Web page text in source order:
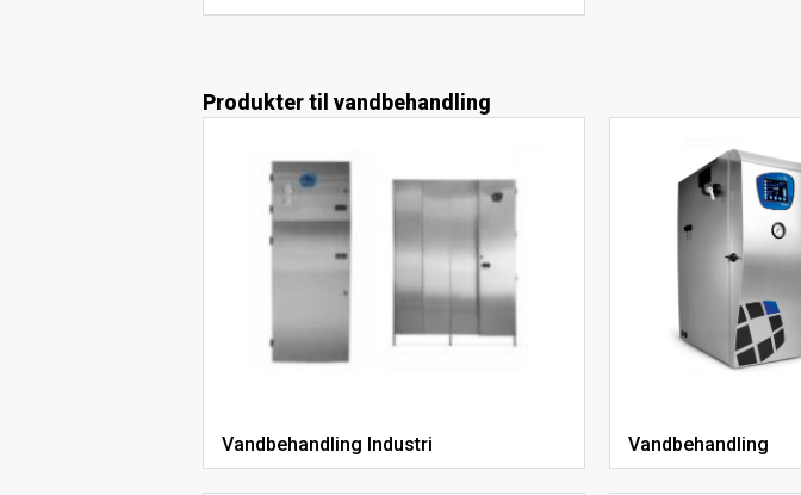
Produkter til vandbehandling
Vandbehandling Industri Vandbehandling